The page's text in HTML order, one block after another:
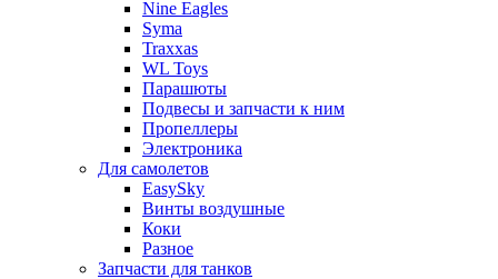
Nine Eagles
Syma
Traxxas
WL Toys
Парашюты
Подвесы и запчасти к ним
Пропеллеры
Электроника
Для самолетов
EasySky
Винты воздушные
Коки
Разное
Запчасти для танков